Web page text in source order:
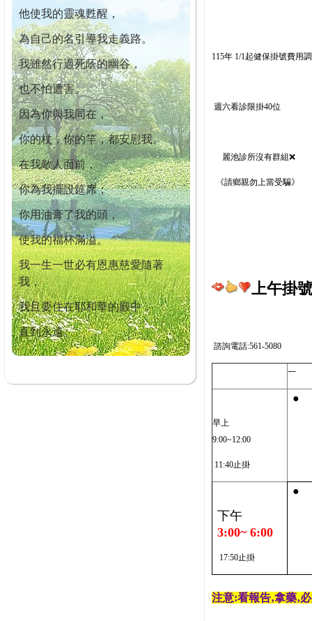
他使我的靈魂甦醒，
為自己的名引導我走義路。
我雖然行過死蔭的幽谷，
也不怕遭害。
因為你與我同在，
你的杖，你的竿，都安慰我。
在我敵人面前，
你為我擺設筵席；
你用油膏了我的頭，
使我的福杯滿溢。
我一生一世必有恩惠慈愛隨著
我，
我且要住在耶和華的殿中，
直到永遠。
115年 1/1起健保掛號費用
週六看診限掛40位
麗池診所沒有群組❌
《請鄉親勿上當受騙》
上午掛
諮詢電話:561-5080
一
早上
9:00~12:00
11:40止掛
●
下午
3:00~ 6:00
17:50止掛
●
注意:看報告‚拿藥‚